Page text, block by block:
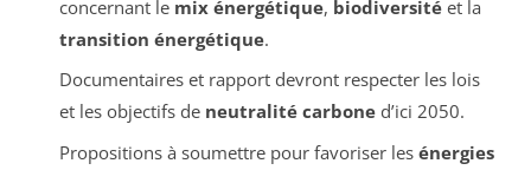
concernant le mix énergétique, biodiversitéet la
transition énergétique.
Documentaires et rapport devront respecter les lois
et les objectifs de neutralité carboned’ici 2050.
Propositions à soumettre pour favoriser les énergies